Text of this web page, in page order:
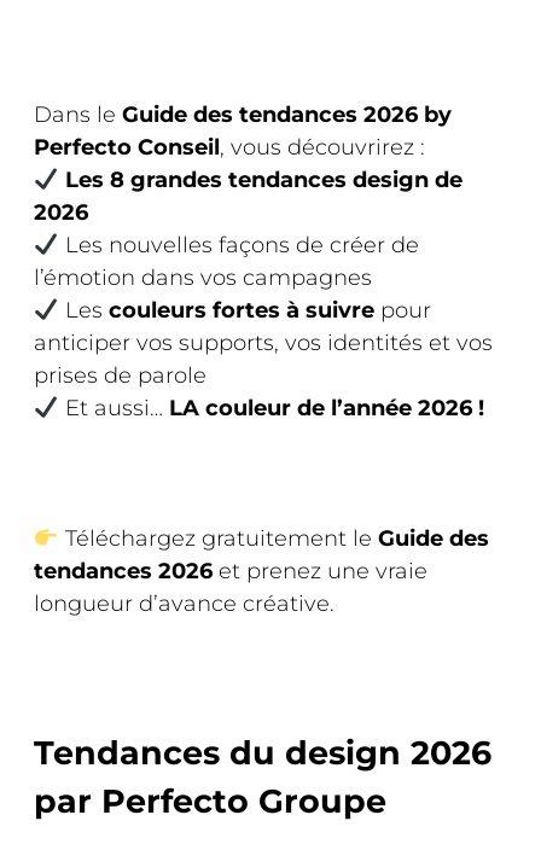
Dans leGuide des tendances 2026 by
Perfecto Conseil, vous découvrirez :
Les 8 grandes tendances design de
2026
Les nouvelles façons de créer de
l’émotion dans vos campagnes
Les couleurs fortes à suivre pour
anticiper vos supports, vos identités et vos
prises de parole
Et aussi… LA couleur de l’année 2026 !
Téléchargez gratuitement le Guide des
tendances 2026 et prenez une vraie
longueur d’avance créative.
Tendances du design 2026
par Perfecto Groupe